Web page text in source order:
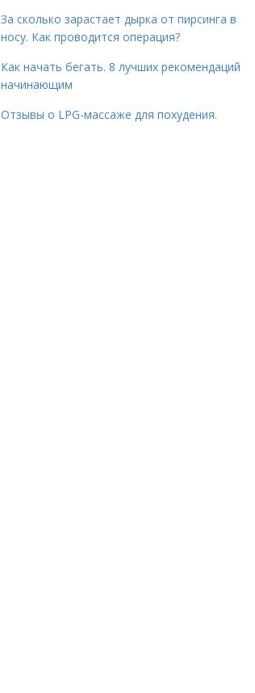
За сколько зарастает дырка от пирсинга в
носу. Как проводится операция?
Как начать бегать. 8 лучших рекомендаций
начинающим
Отзывы о LPG-массаже для похудения.